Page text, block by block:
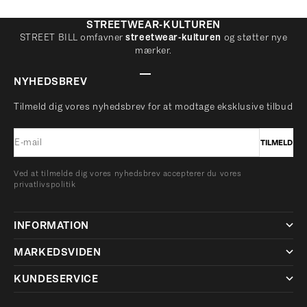
STREETWEAR-KULTUREN
STREET BILL omfavnerstreetwear-kulturen og støtter nye
mærker.
NYHEDSBREV
Tilmeld dig vores nyhedsbrev for at modtage eksklusive tilbud
E-mail TILMELD
Ved at tilmelde dig vores nyhedsbrev accepterer du vores
privatlivspolitik
INFORMATION
MARKEDSVIDEN
KUNDESERVICE